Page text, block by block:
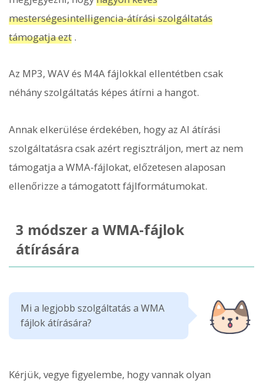
mesterségesintelligencia-átírási szolgáltatás
támogatja ezt .
Az MP3, WAV és M4A fájlokkal ellentétben csak
néhány szolgáltatás képes átírni a hangot.
Annak elkerülése érdekében, hogy az AI átírási
szolgáltatásra csak azért regisztráljon, mert az nem
támogatja a WMA-fájlokat, előzetesen alaposan
ellenőrizze a támogatott fájlformátumokat.
3 módszer a WMA-fájlok
átírására
Mi a legjobb szolgáltatás a WMA
fájlok átírására?
Kérjük, vegye figyelembe, hogy vannak olyan